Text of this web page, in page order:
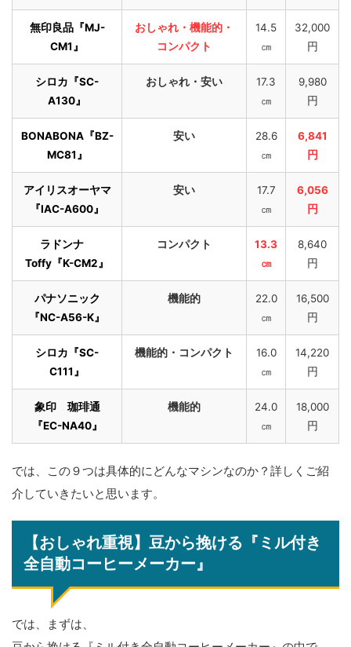
無印良品『MJ-
CM1』
おしゃれ・機能的・
コンパクト
14.5
㎝
32,000
円
シロカ『SC-
A130』
おしゃれ・安い
17.3
㎝
9,980
円
BONABONA『BZ-
MC81』
安い
28.6
㎝
6,841
円
アイリスオーヤマ
『IAC-A600』
安い
17.7
㎝
6,056
円
ラドンナ
Toffy『K-CM2』
コンパクト
13.3
㎝
8,640
円
パナソニック
『NC-A56-K』
機能的
22.0
㎝
16,500
円
シロカ『SC-
C111』
機能的・コンパクト
16.0
㎝
14,220
円
象印 珈琲通
『EC-NA40』
機能的
24.0
㎝
18,000
円
では、この９つは具体的にどんなマシンなのか？詳しくご紹
介していきたいと思います。
【おしゃれ重視】豆から挽ける『ミル付き
全自動コーヒーメーカー』
では、まずは、